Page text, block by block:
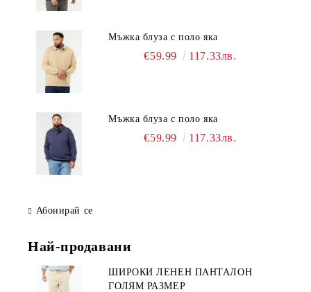
Мъжка блуза с поло яка
€59.99 117.33лв.
Мъжка блуза с поло яка
€59.99 117.33лв.
Абонирай се
Най-продавани
ШИРОКИ ЛЕНЕН ПАНТАЛОН
ГОЛЯМ РАЗМЕР